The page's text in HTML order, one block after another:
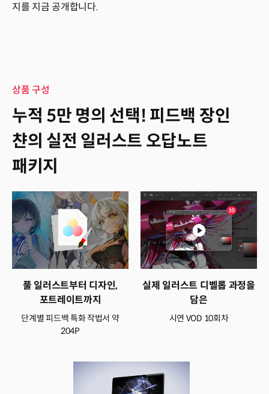
지를 지금 공개합니다.
상품 구성
누적 5만 명의 선택! 피드백 장인
챤의 실전 일러스트 오답노트
패키지
풀 일러스트부터 디자인,
포트레이트까지
단계별 피드백 특화 작법서 약
204P
실제 일러스트 디벨롭 과정을
담은
시연 VOD 10회차